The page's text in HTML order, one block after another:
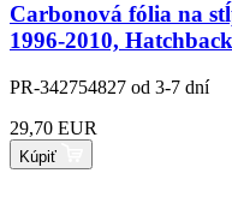
Carbonová fólia na
1996-2010, Hatchback
PR-342754827 od 3-7 dní
29,70 EUR
Kúpiť